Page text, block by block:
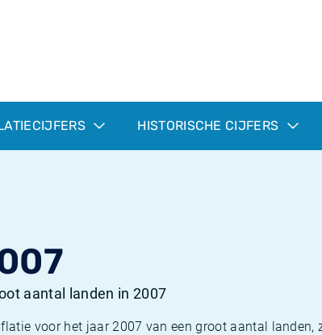
HISTORISCHE CIJFERS
aantal landen in 2007
voor het jaar 2007 van een groot aantal